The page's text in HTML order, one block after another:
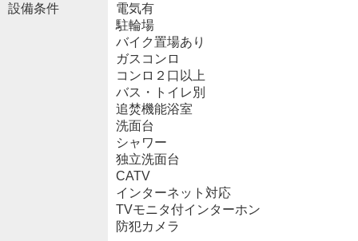
設備条件
電気有
駐輪場
バイク置場あり
ガスコンロ
コンロ２口以上
バス・トイレ別
追焚機能浴室
洗面台
シャワー
独立洗面台
CATV
インターネット対応
TVモニタ付インターホン
防犯カメラ